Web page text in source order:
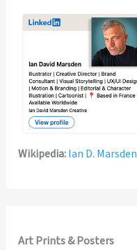
Wikipedia:Ian D. Marsden
Art Prints & Posters